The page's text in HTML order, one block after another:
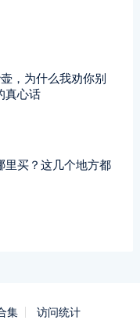
，为什么我劝你别
真心话
里买？这几个地方都
集 访问统计